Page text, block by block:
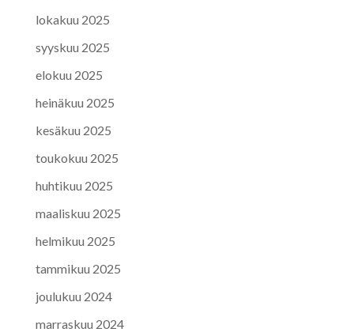
lokakuu 2025
syyskuu 2025
elokuu 2025
heinäkuu 2025
kesäkuu 2025
toukokuu 2025
huhtikuu 2025
maaliskuu 2025
helmikuu 2025
tammikuu 2025
joulukuu 2024
marraskuu 2024